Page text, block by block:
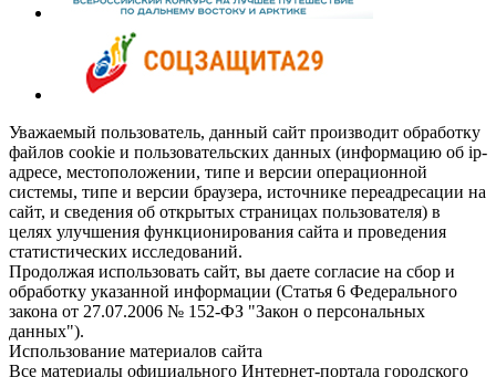
Уважаемый пользователь, данный сайт производит обработку
файлов cookie и пользовательских данных (информацию об ip-
адресе, местоположении, типе и версии операционной
системы, типе и версии браузера, источнике переадресации на
сайт, и сведения об открытых страницах пользователя) в
целях улучшения функционирования сайта и проведения
статистических исследований.
Продолжая использовать сайт, вы даете согласие на сбор и
обработку указанной информации (Статья 6 Федерального
закона от 27.07.2006 № 152-ФЗ "Закон о персональных
данных").
Использование материалов сайта
Все материалы официального Интернет-портала городского